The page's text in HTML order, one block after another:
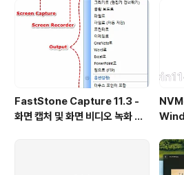
FastStone Capture 11.3 -
화면 캡처 및 화면 비디오 녹화 도